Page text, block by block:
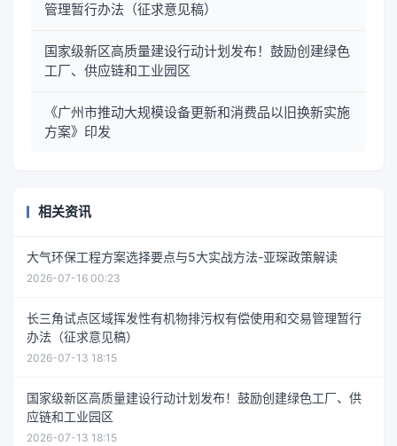
管理暂行办法（征求意见稿）
国家级新区高质量建设行动计划发布！鼓励创建绿色
工厂、供应链和工业园区
《广州市推动大规模设备更新和消费品以旧换新实施
方案》印发
相关资讯
大气环保工程方案选择要点与5大实战方法-亚琛政策解读
2026-07-16 00:23
长三角试点区域挥发性有机物排污权有偿使用和交易管理暂行
办法（征求意见稿）
2026-07-13 18:15
国家级新区高质量建设行动计划发布！鼓励创建绿色工厂、供
应链和工业园区
2026-07-13 18:15